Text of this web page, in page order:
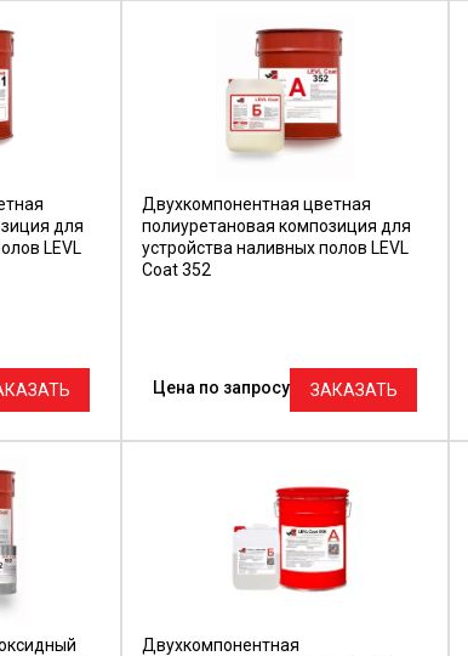
для
LEVL
Двухкомпонентная цветная
полиуретановая композиция для
устройства наливных полов LEVL
Coat 352
Цена по запросу ЗАКАЗАТЬ
Двухкомпонентная